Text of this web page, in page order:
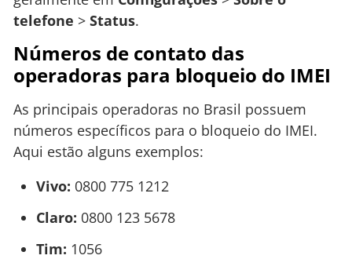
telefone > Status.
Números de contato das
operadoras para bloqueio do IMEI
As principais operadoras no Brasil possuem
números específicos para o bloqueio do IMEI.
Aqui estão alguns exemplos:
Vivo: 0800 775 1212
Claro: 0800 123 5678
Tim: 1056